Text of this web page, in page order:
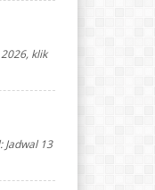
klik
13